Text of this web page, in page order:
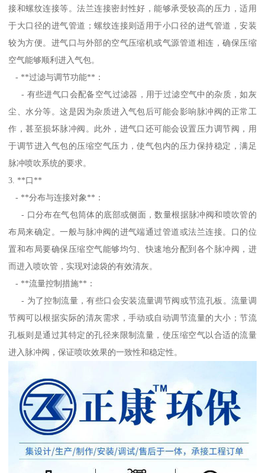
接和螺纹连接等。法兰连接密封性好，能够承受较高的压力，适用
于大口径的进气管道；螺纹连接则适用于小口径的进气管道，安装
较为方便。进气口与外部的空气压缩机或气源管道相连，确保压缩
空气能够顺利进入气包。
- **过滤与调节功能**：
- 有些进气口会配备空气过滤器，用于过滤空气中的杂质，如灰
尘、水分等。这是因为杂质进入气包后可能会影响脉冲阀的正常工
作，甚至损坏脉冲阀。此外，进气口还可能会设置压力调节阀，用
于调节进入气包的压缩空气压力，使气包内的压力保持稳定，满足
脉冲喷吹系统的要求。
3. **口**
- **分布与连接对象**：
- 口分布在气包筒体的底部或侧面，数量根据脉冲阀和喷吹管的
布局来确定。一般与脉冲阀的进气端通过管道或法兰连接。口的位
置和布局要确保压缩空气能够均匀、快速地分配到各个脉冲阀，进
而进入喷吹管，实现对滤袋的有效清灰。
- **流量控制措施**：
- 为了控制流量，有些口会安装流量调节阀或节流孔板。流量调
节阀可以根据实际的清灰需求，手动或自动调节流量的大小；节流
孔板则是通过其特定的孔径来限制流量，使压缩空气以合适的流量
进入脉冲阀，保证喷吹效果的一致性和稳定性。